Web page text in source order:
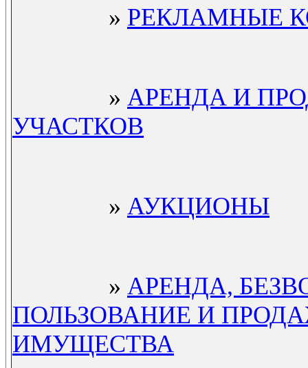
» РЕКЛАМНЫЕ
» АРЕНДА И
УЧАСТКОВ
» АУКЦИОНЫ
» АРЕНДА,
ПОЛЬЗОВАНИЕ И
ИМУЩЕСТВА